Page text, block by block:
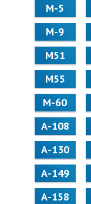
М-5
М-9
М51
М55
M-60
А-108
А-130
А-149
А-158